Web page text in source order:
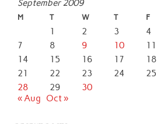
September 2009
M T W T F
1 2 3 4
7
8 9 10 11
14
15 16 17 18
21
22 23 24 25
28
29
30
« Aug
Oct »